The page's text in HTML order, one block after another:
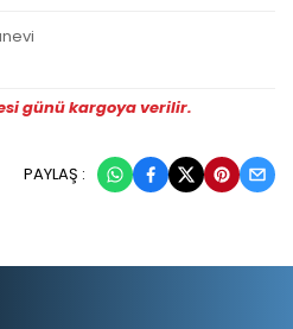
günü kargoya verilir.
PAYLAŞ :